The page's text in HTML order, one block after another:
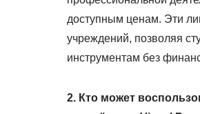
доступным ценам. Эти
учреждений, позволяя
инструментам без
2. Кто может